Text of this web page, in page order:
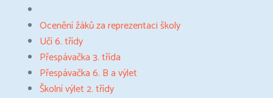
Ocenění žáků za reprezentaci školy
Učí 6. třídy
Přespávačka 3. třída
Přespávačka 6. B a výlet
Školní výlet 2. třídy